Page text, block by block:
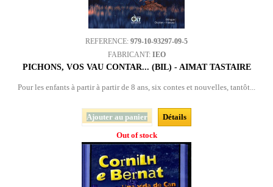
REFERENCE: 979-10-93297-09-5
FABRICANT: IEO
PICHONS, VOS VAU CONTAR... (BIL) - AIMAT TASTAIRE
Pour les enfants à partir à partir de 8 ans, six contes et nouvelles, tantôt...
Ajouter au panier
Détails
Out of stock